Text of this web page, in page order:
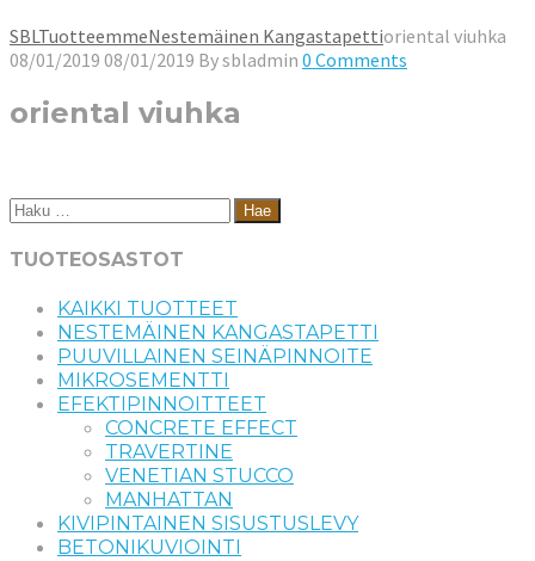
SBLTuotteemmeNestemäinen Kangastapettioriental viuhka
08/01/2019 08/01/2019 Bysbladmin 0 Comments
oriental viuhka
Haku:
TUOTEOSASTOT
KAIKKI TUOTTEET
NESTEMÄINEN KANGASTAPETTI
PUUVILLAINEN SEINÄPINNOITE
MIKROSEMENTTI
EFEKTIPINNOITTEET
CONCRETE EFFECT
TRAVERTINE
VENETIAN STUCCO
MANHATTAN
KIVIPINTAINEN SISUSTUSLEVY
BETONIKUVIOINTI